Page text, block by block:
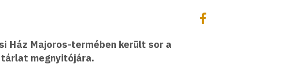
Megosztás
Megosztás Facebookon
Ház Majoros-termében került sor a
megnyitójára.